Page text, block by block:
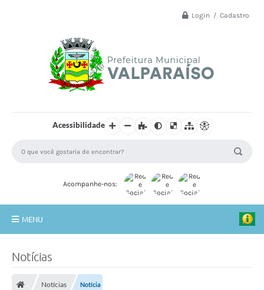
Login / Cadastro
Acessibilidade
Acompanhe-nos:
MENU
Notícias
Notícias Notícia